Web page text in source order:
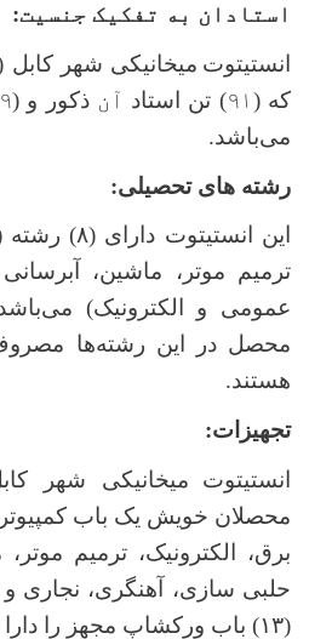
استادان به تفکیک جنسیت:
انستیتوت میخانیکی شهر کابل
که(۹۱) تن استاد آن ذکور و (۱۹)
میباشد.
رشته های تحصیلی:
این انستیتوت دارای (۸)رشته
ترمیم موتر، ماشین،
عمومی و الکترونیک)
محصل در این رشته‌ها
هستند.
تجهیزات:
انستیتوت
میخانیکی شهر
محصلان خویش یک باب
برق، الکترونیک، ترمیم
حلبی سازی، آهنگری، نجاری
(۱۳) باب ورکشاپ‌ مجهز را دارا می‌باشد.